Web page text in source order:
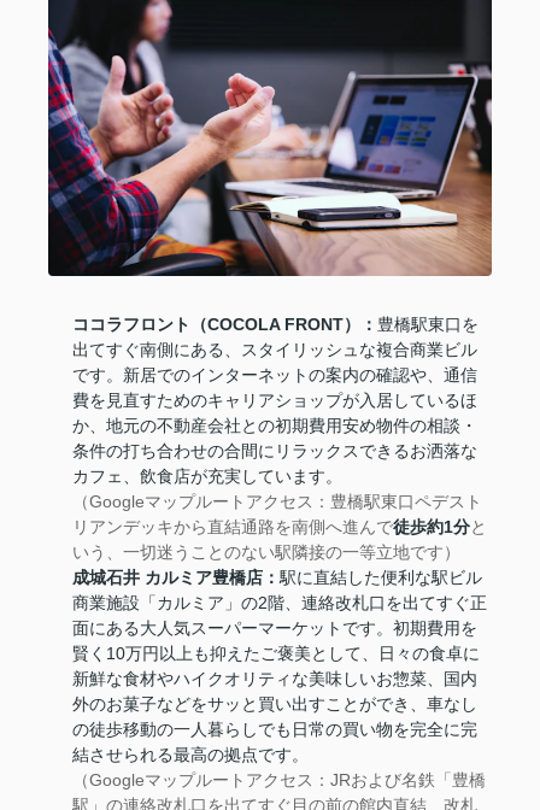
ココラフロント（COCOLA FRONT）： 豊橋駅東口を
出てすぐ南側にある、スタイリッシュな複合商業ビル
です。新居でのインターネットの案内の確認や、通信
費を見直すためのキャリアショップが入居しているほ
か、地元の不動産会社との初期費用安め物件の相談・
条件の打ち合わせの合間にリラックスできるお洒落な
カフェ、飲食店が充実しています。
（Googleマップルートアクセス：豊橋駅東口ペデスト
リアンデッキから直結通路を南側へ進んで徒歩約1分と
いう、一切迷うことのない駅隣接の一等立地です）
成城石井 カルミア豊橋店： 駅に直結した便利な駅ビル
商業施設「カルミア」の2階、連絡改札口を出てすぐ正
面にある大人気スーパーマーケットです。初期費用を
賢く10万円以上も抑えたご褒美として、日々の食卓に
新鮮な食材やハイクオリティな美味しいお惣菜、国内
外のお菓子などをサッと買い出すことができ、車なし
の徒歩移動の一人暮らしでも日常の買い物を完全に完
結させられる最高の拠点です。
（Googleマップルートアクセス：JRおよび名鉄「豊橋
駅」の連絡改札口を出てすぐ目の前の館内直結、改札